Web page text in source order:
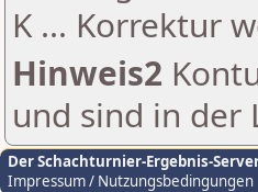
K ... Korrektur
Hinweis2
und sind in der
Der Schachturnier-Ergebnis-
Impressum / Nutzungsbedingungen